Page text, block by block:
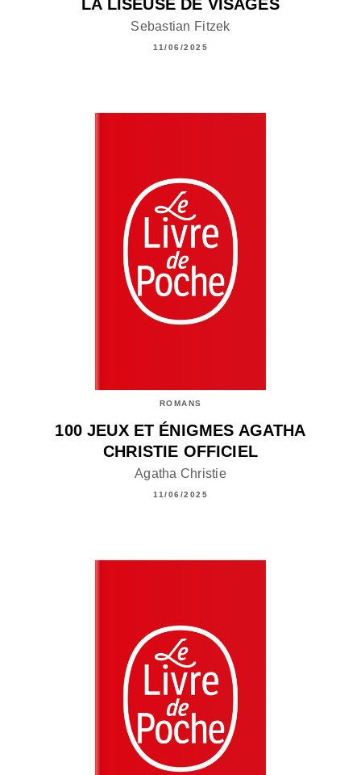
LA LISEUSE DE VISAGES
Sebastian Fitzek
11/06/2025
ROMANS
100 JEUX ET ÉNIGMES AGATHA
CHRISTIE OFFICIEL
Agatha Christie
11/06/2025